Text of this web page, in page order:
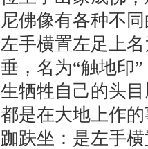
尼佛像有各种不
左手横置左足上
垂，名为“触地印
生牺牲自己的头
都是在大地上作
跏趺坐：是左手